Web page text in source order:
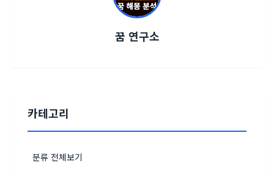
꿈 연구소
카테고리
분류 전체보기